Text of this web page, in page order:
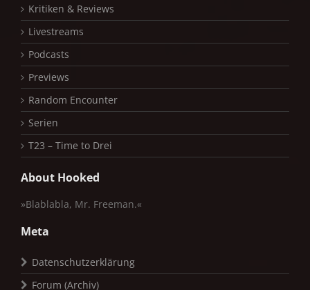
Kritiken & Reviews
Livestreams
Podcasts
Previews
Random Encounter
Serien
T23 – Time to Drei
About Hooked
»Blablabla, Mr. Freeman.«
Meta
Datenschutzerklärung
Forum (Archiv)